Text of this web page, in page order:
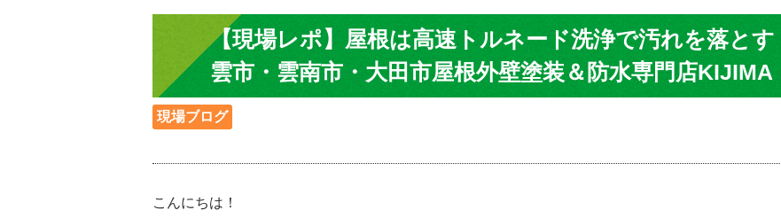
【現場レポ】屋根は高速トルネード洗浄で汚れを落とす
雲市・雲南市・大田市屋根外壁塗装＆防水専門店KIJIMA
現場ブログ
こんにちは！